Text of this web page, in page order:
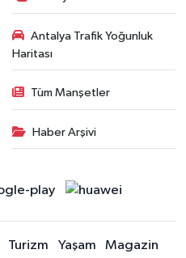
Antalya Trafik Yoğunluk
Haritası
Tüm Manşetler
Haber Arşivi
Turizm Yaşam
Magazin